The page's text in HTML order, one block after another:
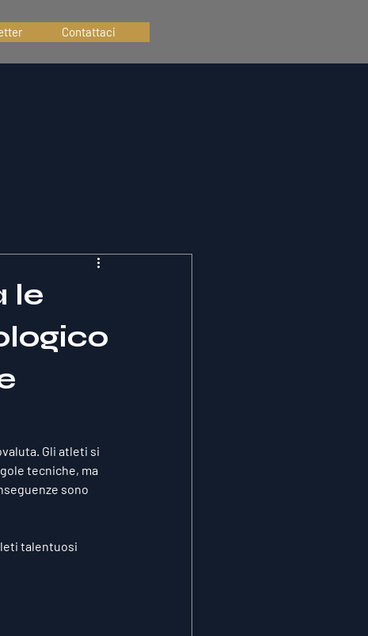
Contattaci
le
Gli atleti si
tecniche, ma
sono
talentuosi